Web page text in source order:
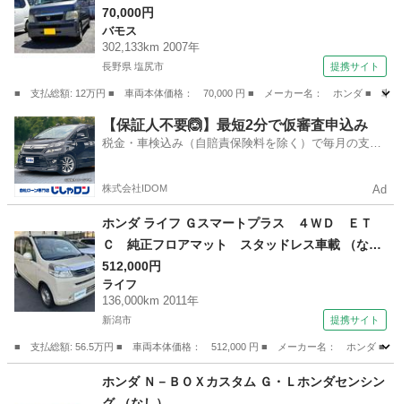
す。 （検9.9）
70,000円
バモス
302,133km 2007年
長野県 塩尻市 提携サイト
■ 支払総額: 12万円 ■ 車両本体価格： 70,000 円 ■ メーカー名： ホンダ ■ 車
長野 塩尻市 バモス
【保証人不要🙆】最短2分で仮審査申込み
税金・車検込み（自賠責保険料を除く）で毎月の支払
株式会社IDOM Ad
ホンダ ライフ Ｇスマートプラス ４ＷＤ ＥＴ
Ｃ 純正フロアマット スタッドレス車載 （な
し）
512,000円
ライフ
136,000km 2011年
新潟市 提携サイト
■ 支払総額: 56.5万円 ■ 車両本体価格： 512,000 円 ■ メーカー名： ホンダ ■
ライフ
ホンダ Ｎ－ＢＯＸカスタム Ｇ・Ｌホンダセンシン